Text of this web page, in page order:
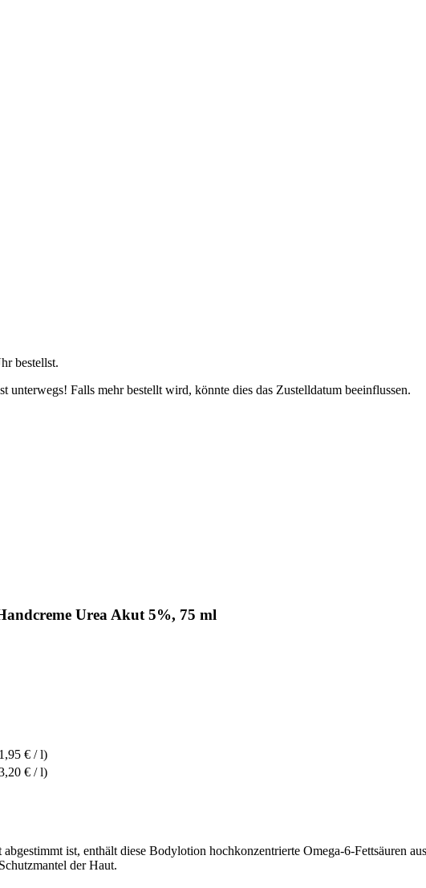
bestellst.
Falls mehr bestellt wird, könnte dies das Zustelldatum beeinflussen.
Urea Akut 5%, 75 ml
€ / l)
€ / l)
ist, enthält diese Bodylotion hochkonzentrierte Omega-6-Fettsäuren
der Haut.